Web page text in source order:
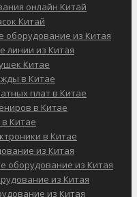
онлайн Китай
Китай
оборудование из Китая
линии из Китая
Китае
в Китае
плат в Китае
в Китае
Китае
в Китае
из Китая
оборудование из Китая
из Китая
из Китая